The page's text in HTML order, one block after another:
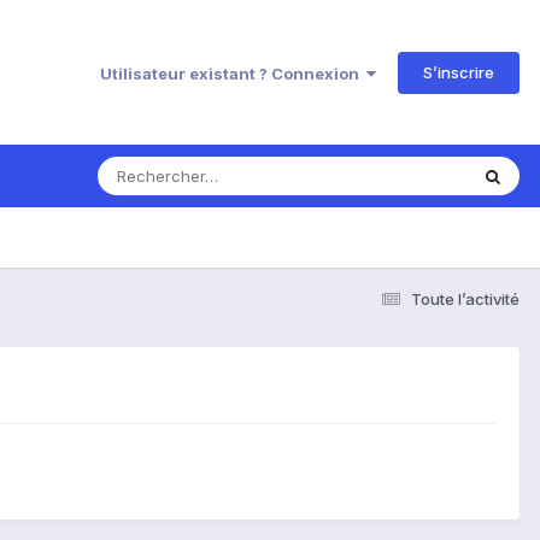
Utilisateur existant ? Connexion S’inscrire
Toute l’activité